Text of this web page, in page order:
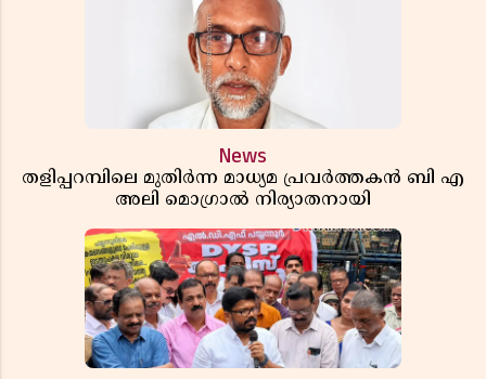
News
തളിപ്പറമ്പിലെ മുതിർന്ന മാധ്യമ പ്രവർത്തകൻ ബി എ
അലി മൊഗ്രാൽ നിര്യാതനായി